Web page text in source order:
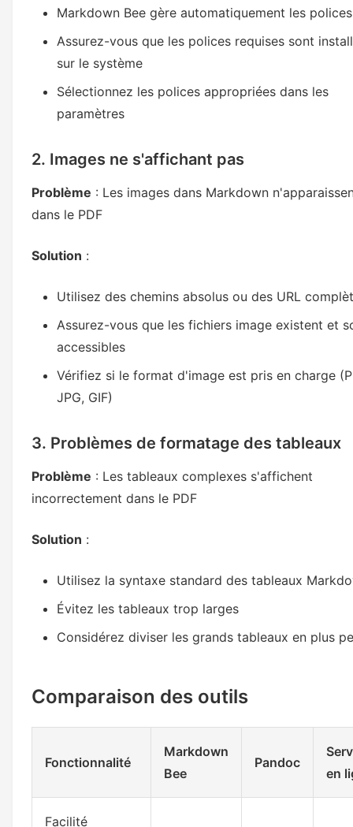
Markdown Bee gère automatiquement les polices
Assurez-vous que les polices requises sont
sur le système
Sélectionnez les polices appropriées dans les
paramètres
2. Images ne s'affichant pas
Problème : Les images dans Markdown
dans le PDF
Solution :
Utilisez des chemins absolus ou des URL
Assurez-vous que les fichiers image existent et
accessibles
Vérifiez si le format d'image est pris en charge
JPG, GIF)
3. Problèmes de formatage des tableaux
Problème : Les tableaux complexes s'affichent
incorrectement dans le PDF
Solution :
Utilisez la syntaxe standard des tableaux
Évitez les tableaux trop larges
Considérez diviser les grands tableaux en plus
Comparaison des outils
Fonctionnalité
Markdown
Bee
Pandoc
en
Facilité